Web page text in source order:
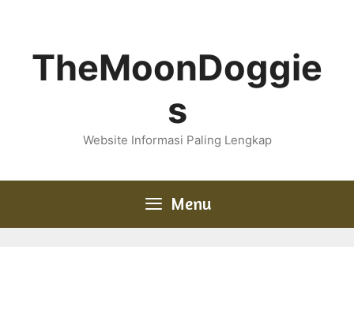
TheMoonDoggie
s
Website Informasi Paling Lengkap
Menu